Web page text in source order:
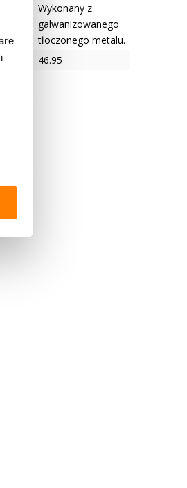
Wykonany z
galwanizowanego
tłoczonego metalu.
46.95